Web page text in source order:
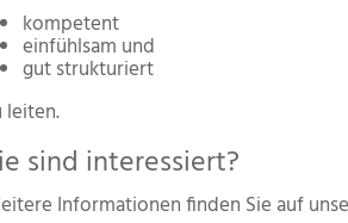
kompetent
einfühlsam und
gut strukturiert
leiten.
sind interessiert?
Informationen finden Sie auf